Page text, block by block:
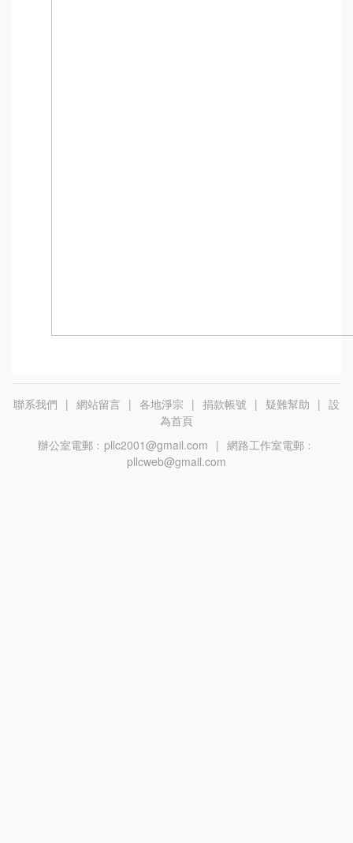
聯系我們 | 網站留言 | 各地淨宗 | 捐款帳號 | 疑難幫助 | 設
為首頁
辦公室電郵﹕pllc2001@gmail.com | 網路工作室電郵﹕
pllcweb@gmail.com